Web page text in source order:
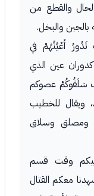
والقطع من
بالجبن والبخل.
أَعْيُنُهُمْ في
عين الذي
سَلَقُوكُمْ عصوكم
ويقال للخطيب
ومصلق وسلاق
فيكم وقت قسم
معكم القتال